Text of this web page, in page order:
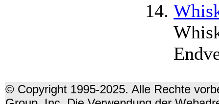
© Copyright 1995-2025. Alle Rechte